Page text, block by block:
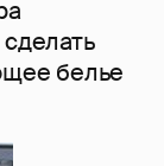
белье